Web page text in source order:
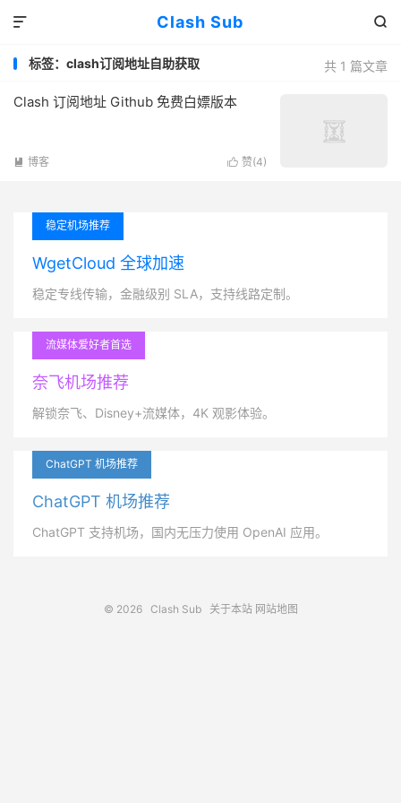
Clash Sub 

共 1 篇文章
标签：clash订阅地址自助获取
Clash 订阅地址 Github 免费白嫖版本
 赞(4)
 博客
稳定机场推荐
WgetCloud 全球加速
稳定专线传输，金融级别 SLA，支持线路定制。
流媒体爱好者首选
奈飞机场推荐
解锁奈飞、Disney+流媒体，4K 观影体验。
ChatGPT 机场推荐
ChatGPT 机场推荐
ChatGPT 支持机场，国内无压力使用 OpenAI 应用。
© 2026 Clash Sub 关于本站 网站地图